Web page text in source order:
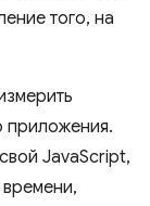
того, на
приложения.
JavaScript,